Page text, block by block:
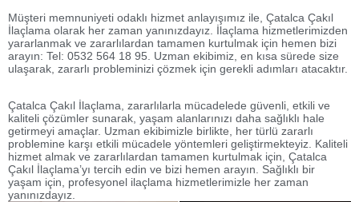
Müşteri memnuniyeti odaklı hizmet anlayışımız ile, Çatalca Çakıl
İlaçlama olarak her zaman yanınızdayız. İlaçlama hizmetlerimizden
yararlanmak ve zararlılardan tamamen kurtulmak için hemen bizi
arayın: Tel: 0532 564 18 95. Uzman ekibimiz, en kısa sürede size
ulaşarak, zararlı probleminizi çözmek için gerekli adımları atacaktır.
Çatalca Çakıl İlaçlama, zararlılarla mücadelede güvenli, etkili ve
kaliteli çözümler sunarak, yaşam alanlarınızı daha sağlıklı hale
getirmeyi amaçlar. Uzman ekibimizle birlikte, her türlü zararlı
problemine karşı etkili mücadele yöntemleri geliştirmekteyiz. Kaliteli
hizmet almak ve zararlılardan tamamen kurtulmak için, Çatalca
Çakıl İlaçlama’yı tercih edin ve bizi hemen arayın. Sağlıklı bir
yaşam için, profesyonel ilaçlama hizmetlerimizle her zaman
yanınızdayız.